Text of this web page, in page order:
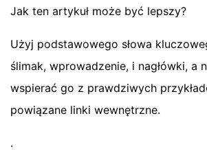
Jak ten artykuł może być lepszy?
Użyj podstawowego słowa
ślimak, wprowadzenie, i nagłówki, a
wspierać go z prawdziwych
powiązane linki wewnętrzne.
.